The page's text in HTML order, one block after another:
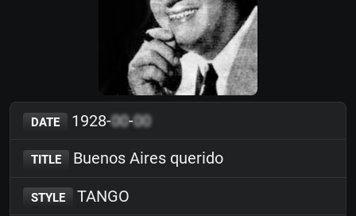
DATE 1928-00-00
TITLE Buenos Aires querido
STYLE TANGO